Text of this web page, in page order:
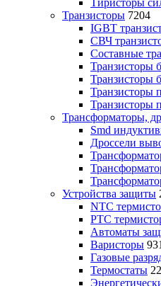
Транзисторы 7204
IGBT
СВЧ
Составные
Транзисторы
Транзисторы
Транзисторы
Транзисторы
Трансформаторы,
Smd
Дроссели
Устройства защиты
NTC
PTC
Автоматы
Варисторы 931
Газовые
Термостаты